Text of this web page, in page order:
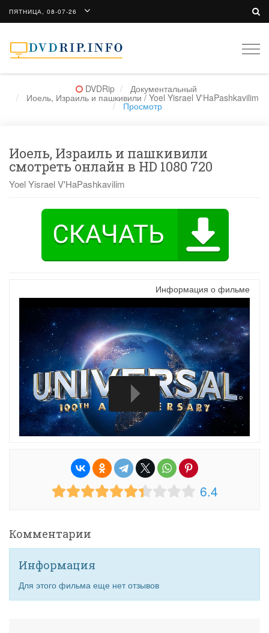
ПЯТНИЦА, 08-07-26
DVDRip Документальный
Иоель, Израиль и пашкивили / Yoel Yisrael V'HaPashkavilim
Просмотр
Иоель, Израиль и пашкивили
смотреть онлайн в HD 1080 720
Yoel Yisrael V'HaPashkavilim
Информация о фильме
6.4
Комментарии
Информация
Для этого фильма еще нет отзывов